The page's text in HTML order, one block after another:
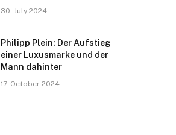
30. July 2024
Philipp Plein: Der Aufstieg
einer Luxusmarke und der
Mann dahinter
17. October 2024